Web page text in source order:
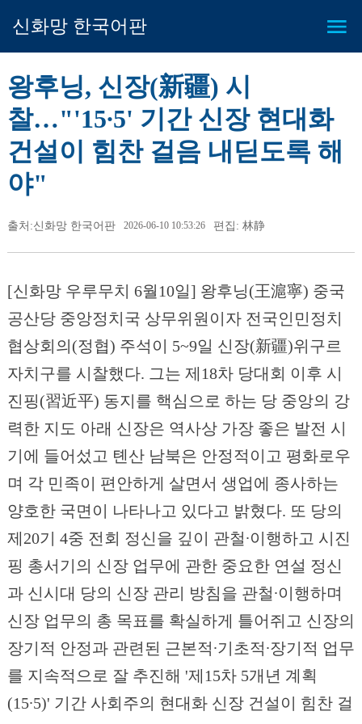
신화망 한국어판
왕후닝, 신장(新疆) 시
찰…"'15∙5' 기간 신장 현대화
건설이 힘찬 걸음 내딛도록 해
야"
출처:신화망 한국어판 2026-06-10 10:53:26 편집: 林静
[신화망 우루무치 6월10일] 왕후닝(王滬寧) 중국
공산당 중앙정치국 상무위원이자 전국인민정치
협상회의(정협) 주석이 5~9일 신장(新疆)위구르
자치구를 시찰했다. 그는 제18차 당대회 이후 시
진핑(習近平) 동지를 핵심으로 하는 당 중앙의 강
력한 지도 아래 신장은 역사상 가장 좋은 발전 시
기에 들어섰고 톈산 남북은 안정적이고 평화로우
며 각 민족이 편안하게 살면서 생업에 종사하는
양호한 국면이 나타나고 있다고 밝혔다. 또 당의
제20기 4중 전회 정신을 깊이 관철∙이행하고 시진
핑 총서기의 신장 업무에 관한 중요한 연설 정신
과 신시대 당의 신장 관리 방침을 관철∙이행하며
신장 업무의 총 목표를 확실하게 틀어쥐고 신장의
장기적 안정과 관련된 근본적∙기초적∙장기적 업무
를 지속적으로 잘 추진해 '제15차 5개년 계획
(15∙5)' 기간 사회주의 현대화 신장 건설이 힘찬 걸